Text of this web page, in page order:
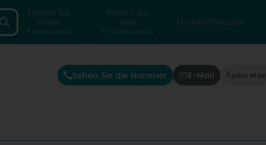
Finden Sie
einen
Fachmann
Finden Sie
eine
Privatperson
Rückwärtssuche
Sehen Sie die Nummer E-Mail Anreise